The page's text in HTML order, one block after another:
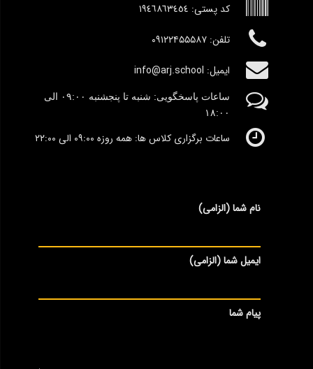
کد پستی: ١٩٤٦٨٦٣٤٥٤
تلفن: ۰۹۱۲۲۴۵۵۵۸۷
ایمیل: info@arj.school
ساعات پاسخگویی: شنبه تا پنجشنبه ٠۹:۰۰ الی
١٨:٠٠
ساعات برگزاری کلاس ها: همه روزه ۰۹:۰۰ الی ۲۲:۰۰
نام شما (الزامی)
ایمیل شما (الزامی)
پیام شما